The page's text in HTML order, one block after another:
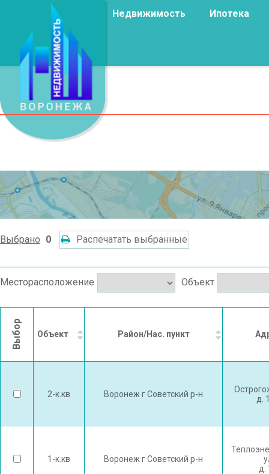
Недвижимость Ипотека
Выбрано 0 Распечатать выбранные
Месторасположение Объект
Выбор Объект Район/Нас. пункт
2-к.кв Воронеж г Советский р-н
д.
1-к.кв Воронеж г Советский р-н
д.